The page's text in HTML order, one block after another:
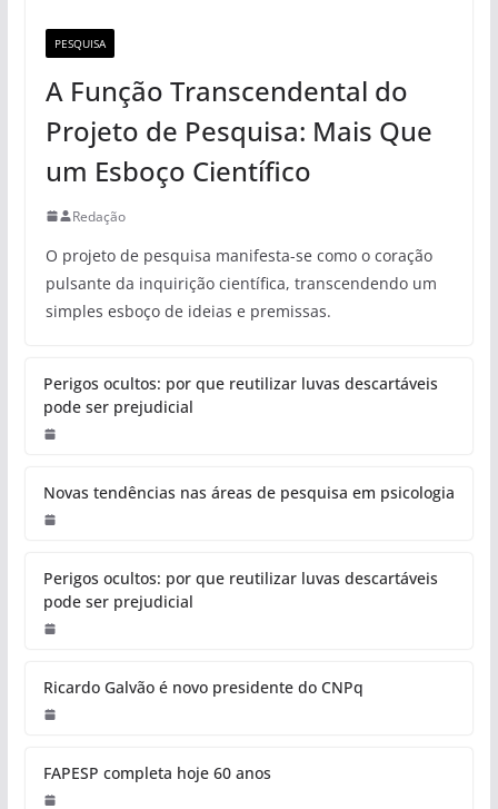
PESQUISA
A Função Transcendental do
Projeto de Pesquisa: Mais Que
um Esboço Científico
Redação
O projeto de pesquisa manifesta-se como o coração
pulsante da inquirição científica, transcendendo um
simples esboço de ideias e premissas.
Perigos ocultos: por que reutilizar luvas descartáveis
pode ser prejudicial
Novas tendências nas áreas de pesquisa em psicologia
Perigos ocultos: por que reutilizar luvas descartáveis
pode ser prejudicial
Ricardo Galvão é novo presidente do CNPq
FAPESP completa hoje 60 anos